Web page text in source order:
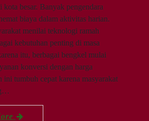
kota besar. Banyak pengendara
biaya dalam aktivitas harian.
menilai teknologi ramah
kebutuhan penting di masa
itu, berbagai bengkel mulai
konversi dengan harga
tumbuh cepat karena masyarakat